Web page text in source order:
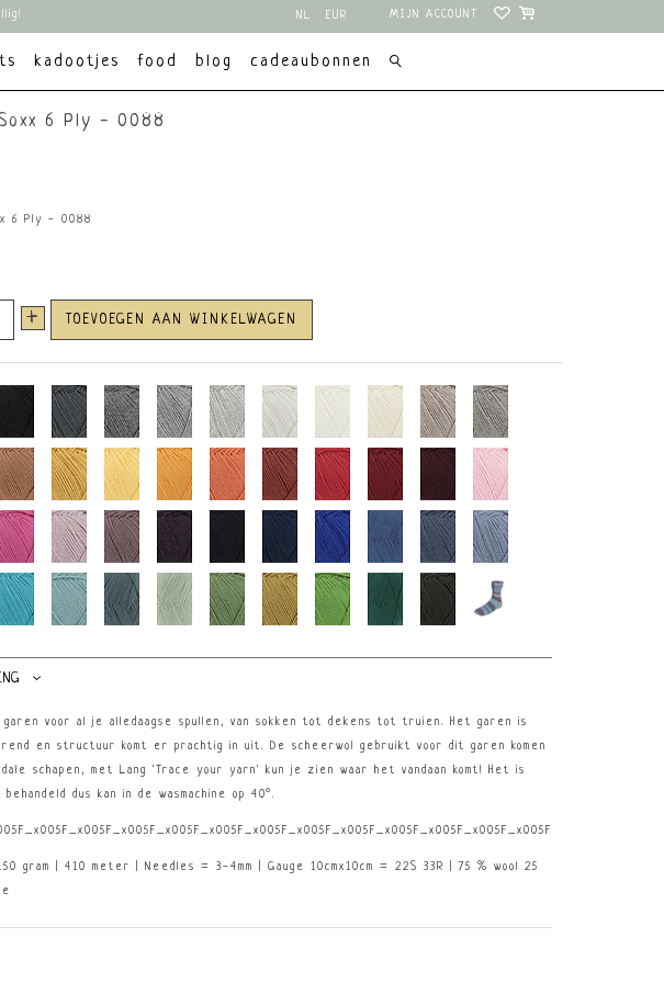
NL
EUR
MIJN ACCOUNT
kadootjes food blog cadeaubonnen
6 Ply - 0088
6 Ply - 0088
+ TOEVOEGEN AAN WINKELWAGEN
garen voor al je alledaagse spullen, van sokken tot dekens tot truien. Het garen is
en structuur komt er prachtig in uit. De scheerwol gebruikt voor dit garen komen
schapen, met Lang 'Trace your yarn' kun je zien waar het vandaan komt! Het is
behandeld dus kan in de wasmachine op 40°.
gram | 410 meter | Needles = 3-4mm | Gauge 10cmx10cm = 22S 33R | 75 % wool 25